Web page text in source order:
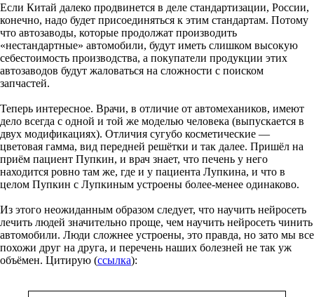
Если Китай далеко продвинется в деле стандартизации, России,
конечно, надо будет присоединяться к этим стандартам. Потому
что автозаводы, которые продолжат производить
«нестандартные» автомобили, будут иметь слишком высокую
себестоимость производства, а покупатели продукции этих
автозаводов будут жаловаться на сложности с поиском
запчастей.
Теперь интересное. Врачи, в отличие от автомехаников, имеют
дело всегда с одной и той же моделью человека (выпускается в
двух модификациях). Отличия сугубо косметические —
цветовая гамма, вид передней решётки и так далее. Пришёл на
приём пациент Пупкин, и врач знает, что печень у него
находится ровно там же, где и у пациента Лупкина, и что в
целом Пупкин с Лупкиным устроены более-менее одинаково.
Из этого неожиданным образом следует, что научить нейросеть
лечить людей значительно проще, чем научить нейросеть чинить
автомобили. Люди сложнее устроены, это правда, но зато мы все
похожи друг на друга, и перечень наших болезней не так уж
объёмен. Цитирую (ссылка):